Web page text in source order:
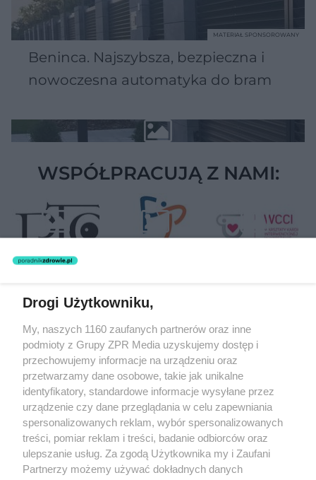
Beninca. Najszybsza, bezpieczna i
nowoczesna automatyka do bram
MATERIAŁ SPONSOROWANY
WSPÓŁPRACUJĄ Z NAMI:
Żaden utwór zamieszczony w serwisie nie może być powielany i
rozpowszechniany lub dalej rozpowszechniany w jakikolwiek sposób
(w tym także elektroniczny lub mechaniczny) na jakimkolwiek polu
eksploatacji w jakiejkolwiek formie, włącznie z umieszczaniem w
Internecie bez pisemnej zgody właściciela praw. Jakiekolwiek użycie
lub wykorzystanie utworów w całości lub w części z naruszeniem
prawa, tzn. bez właściwej zgody, jest zabronione pod groźbą kary i
może być ścigane prawnie.
Drogi Użytkowniku,
My, naszych 1160 zaufanych partnerów oraz inne
podmioty z Grupy ZPR Media uzyskujemy dostęp i
przechowujemy informacje na urządzeniu oraz
przetwarzamy dane osobowe, takie jak unikalne
identyfikatory, standardowe informacje wysyłane przez
urządzenie czy dane przeglądania w celu zapewniania
spersonalizowanych reklam, wybór spersonalizowanych
treści, pomiar reklam i treści, badanie odbiorców oraz
ulepszanie usług. Za zgodą Użytkownika my i Zaufani
Partnerzy możemy używać dokładnych danych